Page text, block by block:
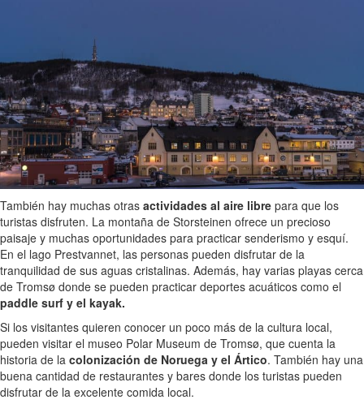
También hay muchas otras actividades al aire libre para que los
turistas disfruten. La montaña de Storsteinen ofrece un precioso
paisaje y muchas oportunidades para practicar senderismo y esquí.
En el lago Prestvannet, las personas pueden disfrutar de la
tranquilidad de sus aguas cristalinas. Además, hay varias playas cerca
de Tromsø donde se pueden practicar deportes acuáticos como el
paddle surf y el kayak.
Si los visitantes quieren conocer un poco más de la cultura local,
pueden visitar el museo Polar Museum de Tromsø, que cuenta la
historia de la colonización de Noruega y el Ártico. También hay una
buena cantidad de restaurantes y bares donde los turistas pueden
disfrutar de la excelente comida local.